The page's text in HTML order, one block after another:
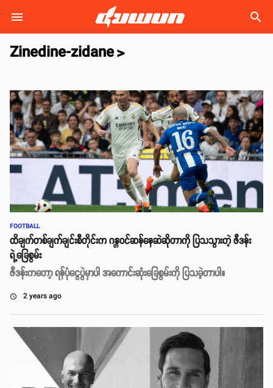
search
Zinedine-zidane>
FOOTBALL
ထိချက်တစ်ချက်ချင်းစီတိုင်းက ဂန္တဝင်ဆန်နေဆဲဆိုတာကို ပြသသွားတဲ့ ဇီဒန်း
ရဲ့ခြေစွမ်း
ဇီဒန်းကတော့ ရန်ပုံငွေပွဲမှာပါ အကောင်းဆုံးခြေစွမ်းကို ပြသခဲ့တာပါ။
access_time 2 years ago